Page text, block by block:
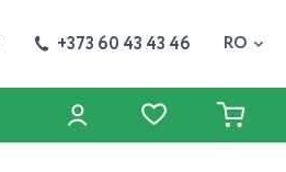
+373 60 43 43 46 RO